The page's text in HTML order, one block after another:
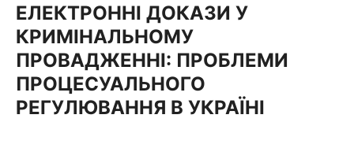
ЕЛЕКТРОННІ ДОКАЗИ У
КРИМІНАЛЬНОМУ
ПРОВАДЖЕННІ: ПРОБЛЕМИ
ПРОЦЕСУАЛЬНОГО
РЕГУЛЮВАННЯ В УКРАЇНІ